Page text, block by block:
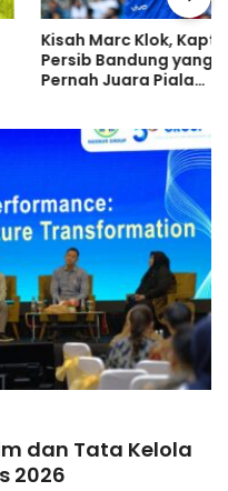
Kisah Marc Klok, Kapten
Persib Bandung yang
Juara Piala
dan Tata Kelola
2026